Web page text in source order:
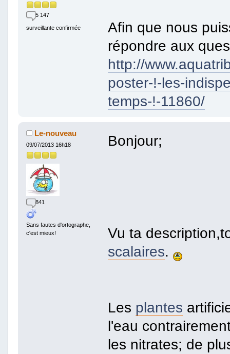
5 147
surveillante confirmée
Afin que nous
répondre aux
http://
poster-!-les-
temps-!-11860/
Le-nouveau
09/07/2013 16h18
841
Sans fautes d'ortographe,
c'est mieux!
Bonjour;
Vu ta
scalaires.
Les plantes
l'eau
les nitrates; de